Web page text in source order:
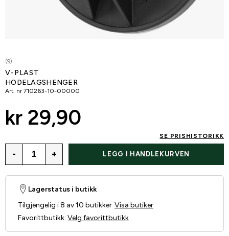
(9)
V-PLAST
HODELAGSHENGER
Art. nr 710263-10-00000
kr 29,90
SE PRISHISTORIKK
- + LEGG I HANDLEKURVEN
Lagerstatus i butikk
Tilgjengelig i 8 av 10 butikker Visa butiker
Favorittbutikk: Velg favorittbutikk